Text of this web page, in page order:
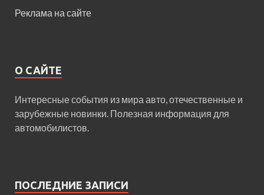
Реклама на сайте
О САЙТЕ
Интересные события из мира авто, отечественные и
зарубежные новинки. Полезная информация для
автомобилистов.
ПОСЛЕДНИЕ ЗАПИСИ